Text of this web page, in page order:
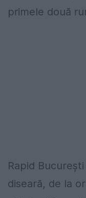
primele două
Rapid
diseară, de la